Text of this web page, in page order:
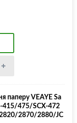
паперу VEAYE Sa
415/475/SCX-472
2870/2880/JC